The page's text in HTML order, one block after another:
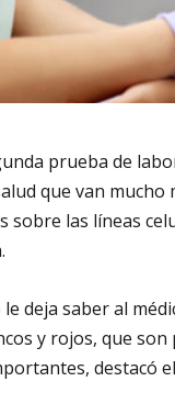
prueba de
que van mucho
sobre las líneas
deja saber al
y rojos, que son
destacó